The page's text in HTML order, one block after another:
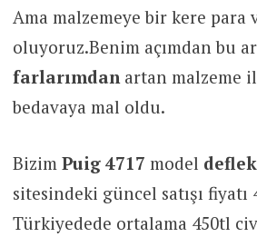
Ama malzemeye bir kere para
oluyoruz.Benim açımdan bu
farlarımdanartan malzeme
bedavaya mal oldu.
Bizim Puig 4717 model
sitesindeki güncel satışı fiyatı
Türkiyedede ortalama 450tl